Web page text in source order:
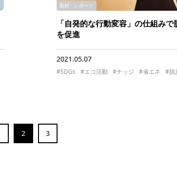
取材・レポート
「自発的な行動変容」の仕組み
を促進
2021.05.07
#SDGs #エコ活動 #ナッジ #省エネ #脱
2 3